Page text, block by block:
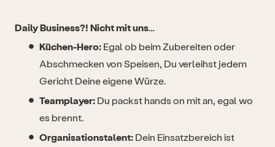
Daily Business?! Nicht mit uns…
Küchen-Hero: Egal ob beim Zubereiten oder
Abschmecken von Speisen, Du verleihst jedem
Gericht Deine eigene Würze.
Teamplayer: Du packst hands on mit an, egal wo
es brennt.
Organisationstalent: Dein Einsatzbereich ist